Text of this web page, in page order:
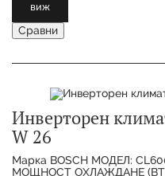
виж
Сравни
Инверторен
W 26
Марка BOSCH МОДЕЛ:
МОЩНОСТ ОХЛАЖДАНЕ